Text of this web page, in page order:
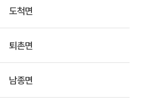
도척면
퇴촌면
남종면